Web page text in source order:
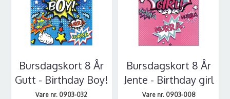
Bursdagskort 8 År
Gutt - Birthday Boy!
Vare nr. 0903-032
Bursdagskort 8 År
Jente - Birthday girl
Vare nr. 0903-008